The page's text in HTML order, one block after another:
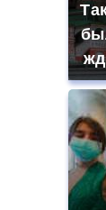
В